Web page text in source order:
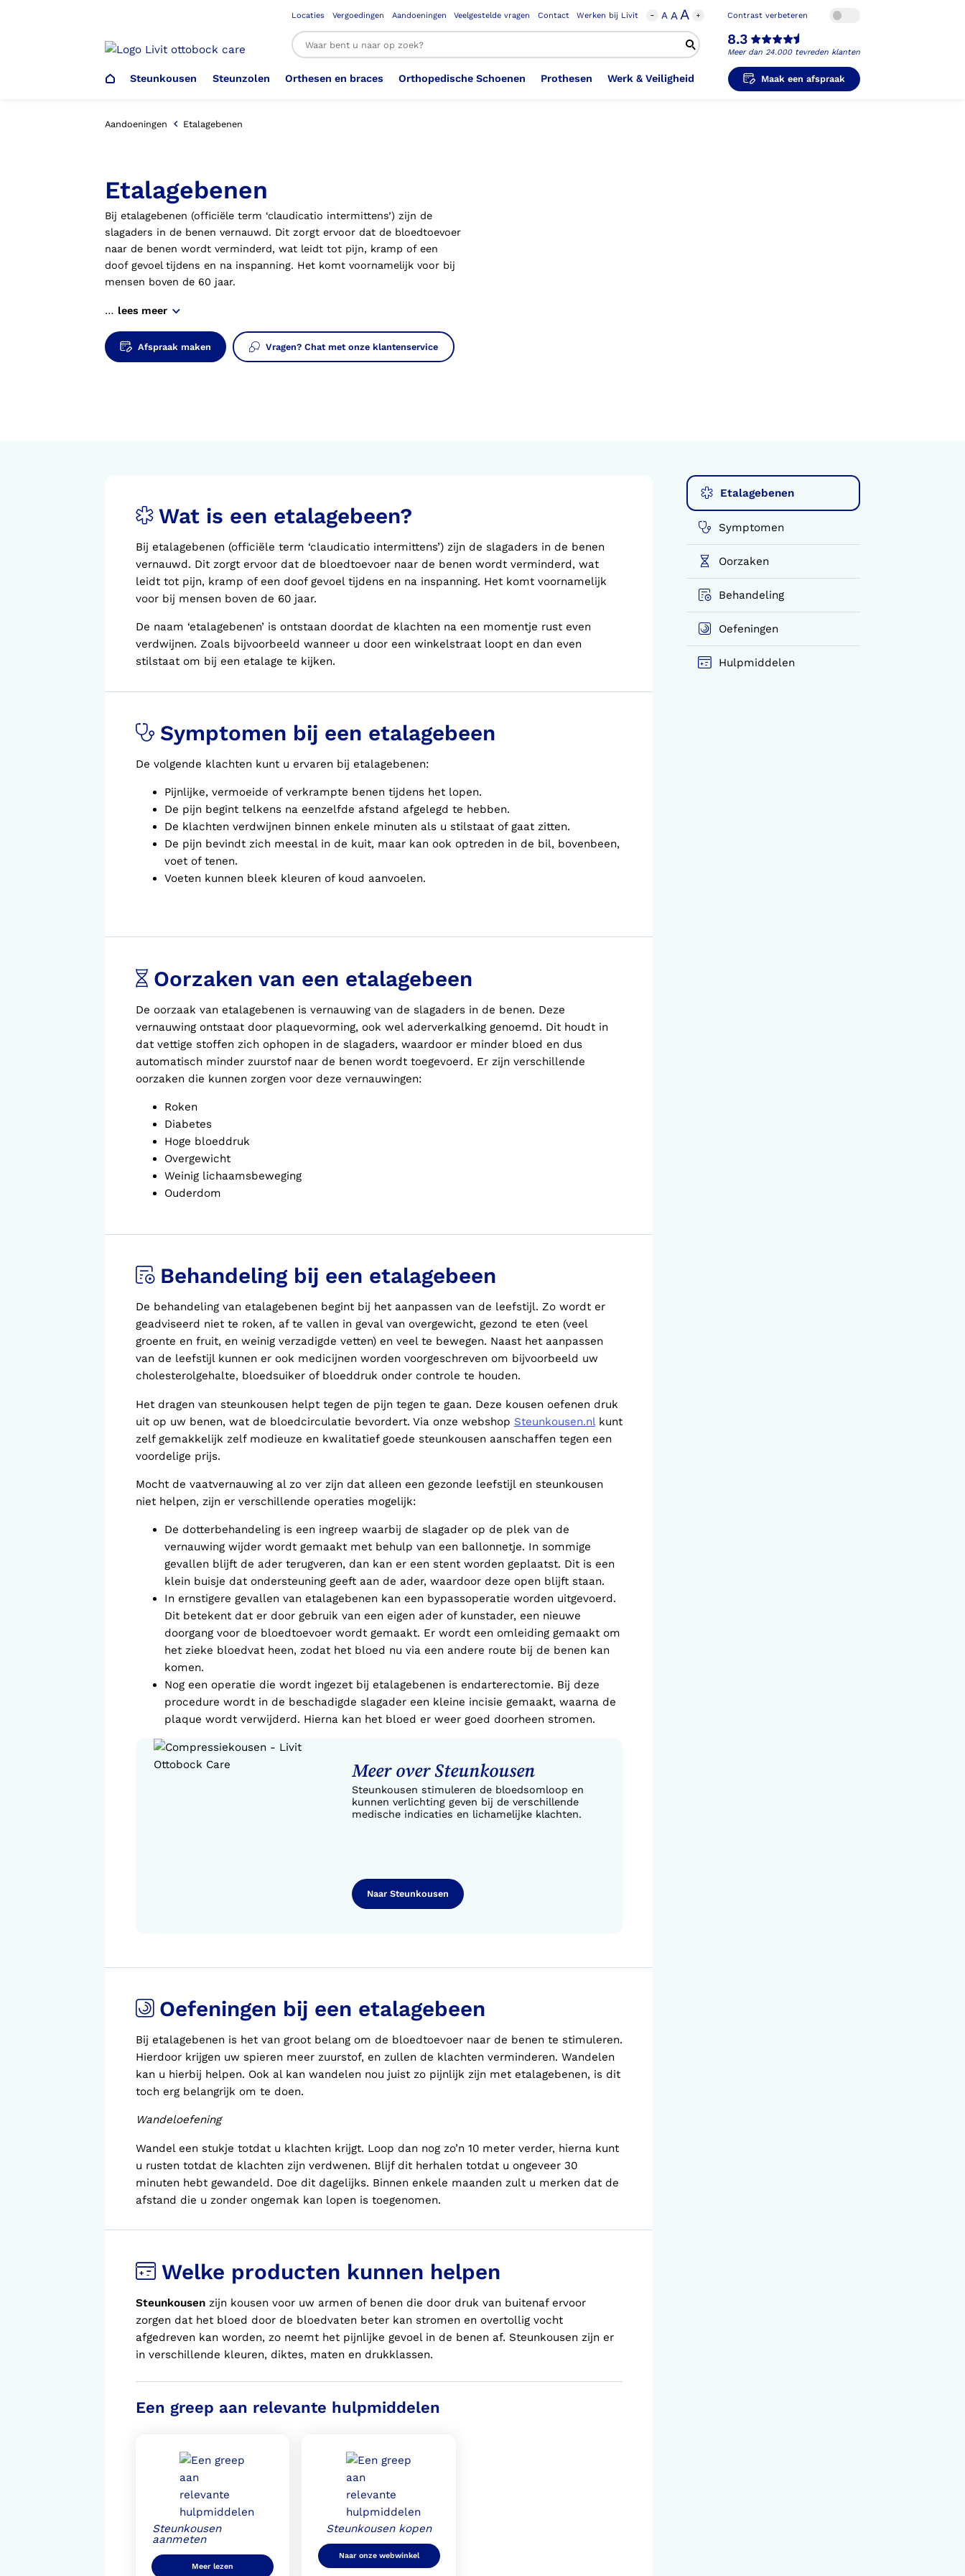
Locaties Vergoedingen Aandoeningen Veelgestelde vragen Contact Werken bij Livit A AA Contrast verbeteren
8.3
Meer dan 24.000 tevreden klanten
Steunkousen
Steunkousen (klasse 1)
Aantrekhulpen
Steunzolen
Voetdrukmeting
Orthesen en braces
Heup Bekken Lies Hoofd Nek
Romp Buik Rug
Orthopedische Schoenen
Schoenencatalogus
Ambulo Badschoenen
Orthopedische Voorziening aan
Confectieschoen (OVAC)
schoenen (VLOS)
Prothesen
Elleboogprothese Hand & Vinger prothese
Onderbeenprothese
Werk & Veiligheid
Werkgever
Maak een afspraak
Aandoeningen Etalagebenen
Etalagebenen
Bij etalagebenen (officiële term ‘claudicatio intermittens’) zijn de
slagaders in de benen vernauwd. Dit zorgt ervoor dat de bloedtoevoer
naar de benen wordt verminderd, wat leidt tot pijn, kramp of een
doof gevoel tijdens en na inspanning. Het komt voornamelijk voor bij
mensen boven de 60 jaar.
… lees meer
Afspraak maken Vragen? Chat met onze klantenservice
Wat is een etalagebeen?
Bij etalagebenen (officiële term ‘claudicatio intermittens’) zijn de slagaders in de benen
vernauwd. Dit zorgt ervoor dat de bloedtoevoer naar de benen wordt verminderd, wat
leidt tot pijn, kramp of een doof gevoel tijdens en na inspanning. Het komt voornamelijk
voor bij mensen boven de 60 jaar.
De naam ‘etalagebenen’ is ontstaan doordat de klachten na een momentje rust even
verdwijnen. Zoals bijvoorbeeld wanneer u door een winkelstraat loopt en dan even
stilstaat om bij een etalage te kijken.
Symptomen bij een etalagebeen
De volgende klachten kunt u ervaren bij etalagebenen:
Pijnlijke, vermoeide of verkrampte benen tijdens het lopen.
De pijn begint telkens na eenzelfde afstand afgelegd te hebben.
De klachten verdwijnen binnen enkele minuten als u stilstaat of gaat zitten.
De pijn bevindt zich meestal in de kuit, maar kan ook optreden in de bil, bovenbeen,
voet of tenen.
Voeten kunnen bleek kleuren of koud aanvoelen.
Oorzaken van een etalagebeen
De oorzaak van etalagebenen is vernauwing van de slagaders in de benen. Deze
vernauwing ontstaat door plaquevorming, ook wel aderverkalking genoemd. Dit houdt in
dat vettige stoffen zich ophopen in de slagaders, waardoor er minder bloed en dus
automatisch minder zuurstof naar de benen wordt toegevoerd. Er zijn verschillende
oorzaken die kunnen zorgen voor deze vernauwingen:
Roken
Diabetes
Hoge bloeddruk
Overgewicht
Weinig lichaamsbeweging
Ouderdom
Behandeling bij een etalagebeen
De behandeling van etalagebenen begint bij het aanpassen van de leefstijl. Zo wordt er
geadviseerd niet te roken, af te vallen in geval van overgewicht, gezond te eten (veel
groente en fruit, en weinig verzadigde vetten) en veel te bewegen. Naast het aanpassen
van de leefstijl kunnen er ook medicijnen worden voorgeschreven om bijvoorbeeld uw
cholesterolgehalte, bloedsuiker of bloeddruk onder controle te houden.
Het dragen van steunkousen helpt tegen de pijn tegen te gaan. Deze kousen oefenen druk
uit op uw benen, wat de bloedcirculatie bevordert. Via onze webshop Steunkousen.nl kunt
zelf gemakkelijk zelf modieuze en kwalitatief goede steunkousen aanschaffen tegen een
voordelige prijs.
Mocht de vaatvernauwing al zo ver zijn dat alleen een gezonde leefstijl en steunkousen
niet helpen, zijn er verschillende operaties mogelijk:
De dotterbehandeling is een ingreep waarbij de slagader op de plek van de
vernauwing wijder wordt gemaakt met behulp van een ballonnetje. In sommige
gevallen blijft de ader terugveren, dan kan er een stent worden geplaatst. Dit is een
klein buisje dat ondersteuning geeft aan de ader, waardoor deze open blijft staan.
In ernstigere gevallen van etalagebenen kan een bypassoperatie worden uitgevoerd.
Dit betekent dat er door gebruik van een eigen ader of kunstader, een nieuwe
doorgang voor de bloedtoevoer wordt gemaakt. Er wordt een omleiding gemaakt om
het zieke bloedvat heen, zodat het bloed nu via een andere route bij de benen kan
komen.
Nog een operatie die wordt ingezet bij etalagebenen is endarterectomie. Bij deze
procedure wordt in de beschadigde slagader een kleine incisie gemaakt, waarna de
plaque wordt verwijderd. Hierna kan het bloed er weer goed doorheen stromen.
Meer over Steunkousen
Steunkousen stimuleren de bloedsomloop en
kunnen verlichting geven bij de verschillende
medische indicaties en lichamelijke klachten.
Naar Steunkousen
Oefeningen bij een etalagebeen
Bij etalagebenen is het van groot belang om de bloedtoevoer naar de benen te stimuleren.
Hierdoor krijgen uw spieren meer zuurstof, en zullen de klachten verminderen. Wandelen
kan u hierbij helpen. Ook al kan wandelen nou juist zo pijnlijk zijn met etalagebenen, is dit
toch erg belangrijk om te doen.
Wandeloefening
Wandel een stukje totdat u klachten krijgt. Loop dan nog zo’n 10 meter verder, hierna kunt
u rusten totdat de klachten zijn verdwenen. Blijf dit herhalen totdat u ongeveer 30
minuten hebt gewandeld. Doe dit dagelijks. Binnen enkele maanden zult u merken dat de
afstand die u zonder ongemak kan lopen is toegenomen.
Welke producten kunnen helpen
Steunkousenzijn kousen voor uwarmen of benen die door druk van buitenaf ervoor
zorgen dat het bloed door de bloedvaten beter kan stromen en overtollig vocht
afgedreven kan worden, zo neemt het pijnlijke gevoel in de benen af. Steunkousen zijn er
in verschillende kleuren, diktes, maten en drukklassen.
Een greep aan relevante hulpmiddelen
Steunkousen
aanmeten
Meer lezen
Steunkousen kopen
Naar onze webwinkel
Etalagebenen
Symptomen
Oorzaken
Behandeling
Oefeningen
Hulpmiddelen